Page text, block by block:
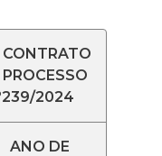
2024
ANO DE